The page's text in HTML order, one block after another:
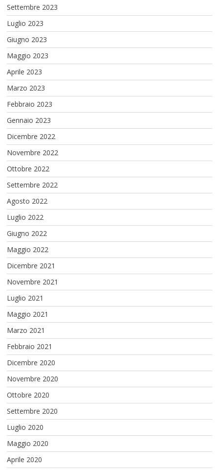
Settembre 2023
Luglio 2023
Giugno 2023
Maggio 2023
Aprile 2023
Marzo 2023
Febbraio 2023
Gennaio 2023
Dicembre 2022
Novembre 2022
Ottobre 2022
Settembre 2022
Agosto 2022
Luglio 2022
Giugno 2022
Maggio 2022
Dicembre 2021
Novembre 2021
Luglio 2021
Maggio 2021
Marzo 2021
Febbraio 2021
Dicembre 2020
Novembre 2020
Ottobre 2020
Settembre 2020
Luglio 2020
Maggio 2020
Aprile 2020